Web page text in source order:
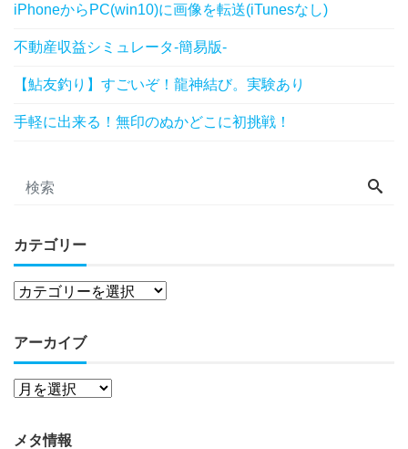
iPhoneからPC(win10)に画像を転送(iTunesなし)
不動産収益シミュレータ-簡易版-
【鮎友釣り】すごいぞ！龍神結び。実験あり
手軽に出来る！無印のぬかどこに初挑戦！
カテゴリー
アーカイブ
メタ情報